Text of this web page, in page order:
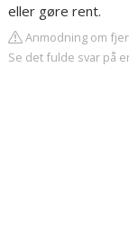
eller gøre rent.
Anmodning om
Se det fulde svar på